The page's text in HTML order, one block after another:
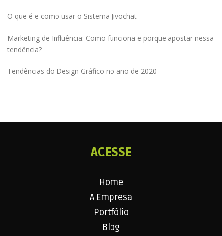
O que é e como usar o Sistema Jivochat
Marketing de Influência: Como funciona e porque apostar nessa
tendência?
Tendências do Design Gráfico no ano de 2020
ACESSE
Home
A Empresa
Portfólio
Blog